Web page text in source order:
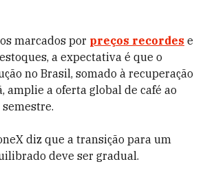
marcados por preços recordes e
a expectativa é que o
no Brasil, somado à recuperação
amplie a oferta global de café ao
diz que a transição para um
deve ser gradual.